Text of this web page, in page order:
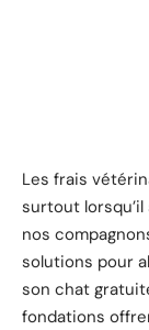
Les frais
surtout lorsqu’il
nos
solutions pour
son chat
fondations